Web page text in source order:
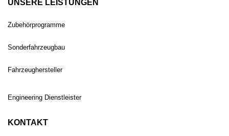
UNSERE LEISTUNGEN
Zubehörprogramme
Sonderfahrzeugbau
Fahrzeughersteller
Engineering Dienstleister
KONTAKT